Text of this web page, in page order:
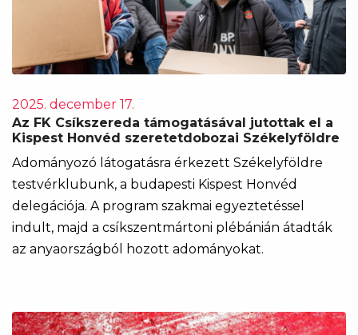
2025. december 17.
Az FK Csíkszereda támogatásával jutottak el a
Kispest Honvéd szeretetdobozai Székelyföldre
Adományozó látogatásra érkezett Székelyföldre
testvérklubunk, a budapesti Kispest Honvéd
delegációja. A program szakmai egyeztetéssel
indult, majd a csíkszentmártoni plébánián átadták
az anyaországból hozott adományokat.